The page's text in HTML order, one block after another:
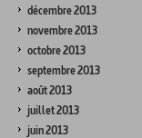
décembre 2013
novembre 2013
octobre 2013
septembre 2013
août 2013
juillet 2013
juin 2013